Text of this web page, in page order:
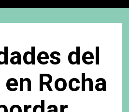
del
en Rocha